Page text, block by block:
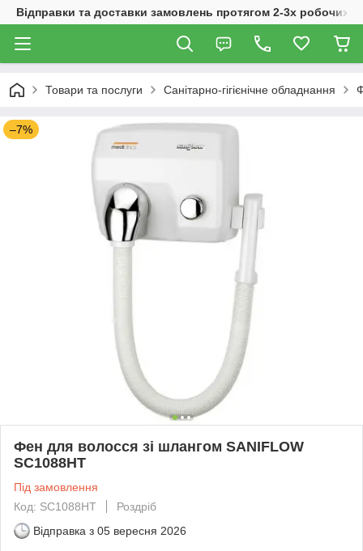
Відправки та доставки замовлень протягом 2-3х робочих
Товари та послуги Санітарно-гігієнічне обладнання
–7%
Фен для волосся зі шлангом SANIFLOW
SC1088HT
Під замовлення
Код: SC1088HT
Роздріб
Відправка з 05 вересня 2026